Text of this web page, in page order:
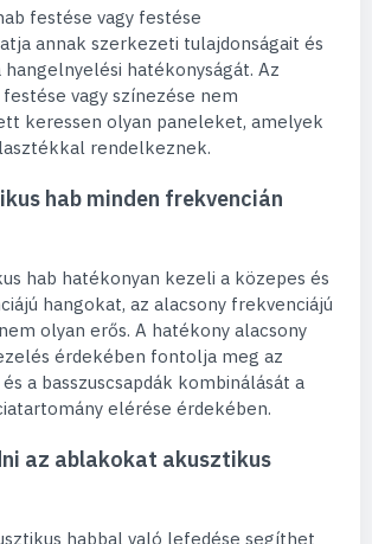
festése vagy festése
annak szerkezeti tulajdonságait és
hatékonyságát. Az
vagy színezése nem
keressen olyan paneleket, amelyek
rendelkeznek.
hab minden frekvencián
hab hatékonyan kezeli a közepes és
hangokat, az alacsony frekvenciájú
olyan erős. A hatékony alacsony
érdekében fontolja meg az
a basszuscsapdák kombinálását a
elérése érdekében.
az ablakokat akusztikus
habbal való lefedése segíthet